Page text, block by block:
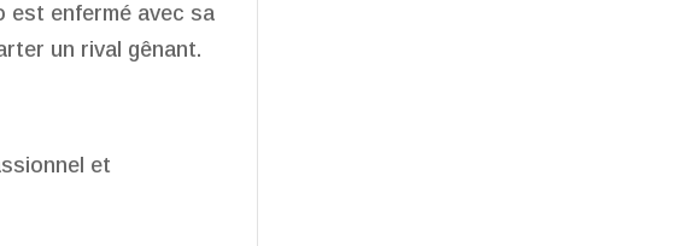
est enfermé avec sa
un rival gênant.
et